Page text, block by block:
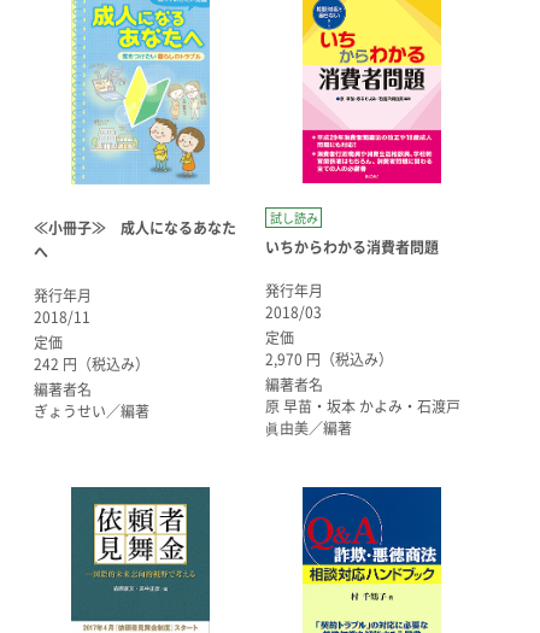
≪小冊子≫ 成人になるあなた
へ
発行年月
2018/11
定価
242 円（税込み）
編著者名
ぎょうせい／編著
試し読み
いちからわかる消費者問題
発行年月
2018/03
定価
2,970 円（税込み）
編著者名
原 早苗・坂本 かよみ・石渡戸
眞由美／編著